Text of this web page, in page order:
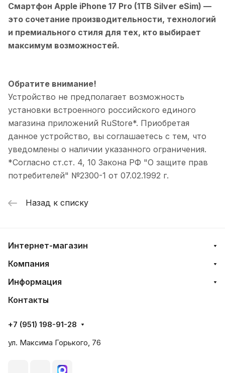
Смартфон Apple iPhone 17 Pro (1TB Silver eSim) —
это сочетание производительности, технологий
и премиального стиля для тех, кто выбирает
максимум возможностей.
Обратите внимание!
Устройство не предполагает возможность
установки встроенного российского единого
магазина приложений RuStore*. Приобретая
данное устройство, вы соглашаетесь с тем, что
уведомлены о наличии указанного ограничения.
*Согласно ст.ст. 4, 10 Закона РФ "О защите прав
потребителей" №2300-1 от 07.02.1992 г.
Назад к списку
Интернет-магазин
Компания
Информация
Контакты
+7 (951) 198-91-28
ул. Максима Горького, 76